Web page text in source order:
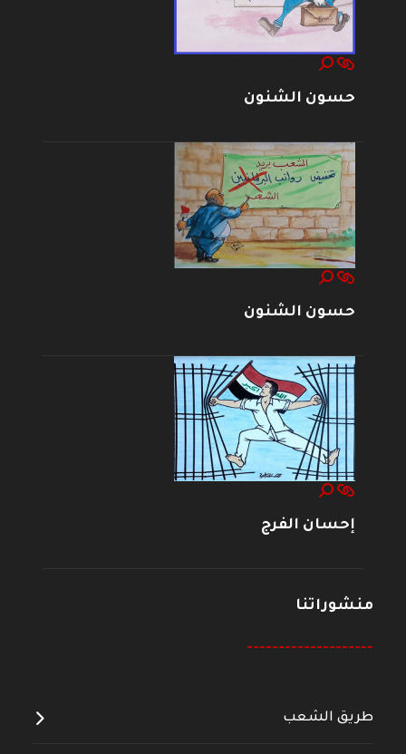
حسون الشنون
حسون الشنون
إحسان الفرج
منشوراتنا
--------------------
طريق الشعب